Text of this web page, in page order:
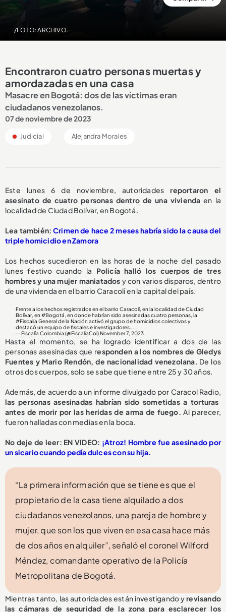
/FOTO: ARCHIVO.
Encontraron cuatro personas muertas y
amordazadas en una casa
Masacre en Bogotá: dos de las víctimas eran
ciudadanos venezolanos.
07 de noviembre de 2023
Judicial Alejandra Morales
Este lunes 6 de noviembre, autoridadesreportaron el
asesinato de cuatro personas dentro de una vivienda en la
localidad de Ciudad Bolívar, en Bogotá.
Lea también:Crimen de hace 2 meses habría sido la causa del
triple homicidio en Zamora
Los hechos sucedieron en las horas de la noche del pasado
lunes festivo cuando la Policía halló los cuerpos de tres
hombres y una mujer maniatados y con varios disparos, dentro
de una vivienda en el barrio Caracolí en la capital del país.
Frente a los hechos registrados en el barrio Caracolí, en la localidad de Ciudad
Bolívar, en#Bogotá , en donde habrían sido asesinadas cuatro personas, la
#Fiscalía General de la Nación activó el grupo de homicidios colectivos y
destacó un equipo de fiscales e investigadores...
— Fiscalía Colombia (@FiscaliaCol)November 7, 2023
Hasta el momento, se ha logrado identificar a dos de las
personas asesinadas que responden a los nombres de Gledys
Fuentes y Mario Rendón, de nacionalidad venezolana. De los
otros dos cuerpos, solo se sabe que tiene entre 25 y 30 años.
Además, de acuerdo a un informe divulgado por Caracol Radio,
las personas asesinadas habrían sido sometidas a torturas
antes de morir por las heridas de arma de fuego.Al parecer,
fueron halladas con medias en la boca.
No deje de leer: EN VIDEO: ¡Atroz! Hombre fue asesinado por
un sicario cuando pedía dulces con su hija.
“La primera información que se tiene es que el
propietario de la casa tiene alquilado a dos
ciudadanos venezolanos, una pareja de hombre y
mujer, que son los que viven en esa casa hace más
de dos años en alquiler”, señaló el coronel Wilford
Méndez, comandante operativo de la Policía
Metropolitana de Bogotá.
Mientras tanto, las autoridades están investigando yrevisando
las cámaras de seguridad de la zona para esclarecer los